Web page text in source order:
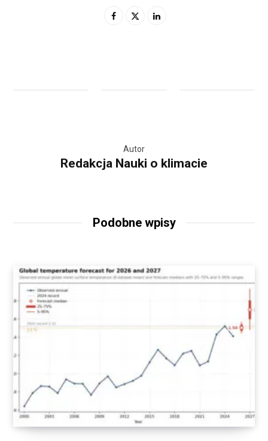
Autor
Redakcja Nauki o klimacie
Podobne wpisy